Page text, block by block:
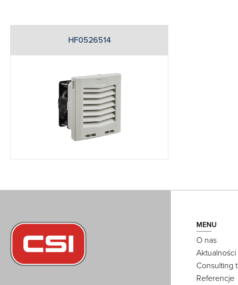
HF0526514
MENU
O nas
Aktualności
Consulting
Referencje